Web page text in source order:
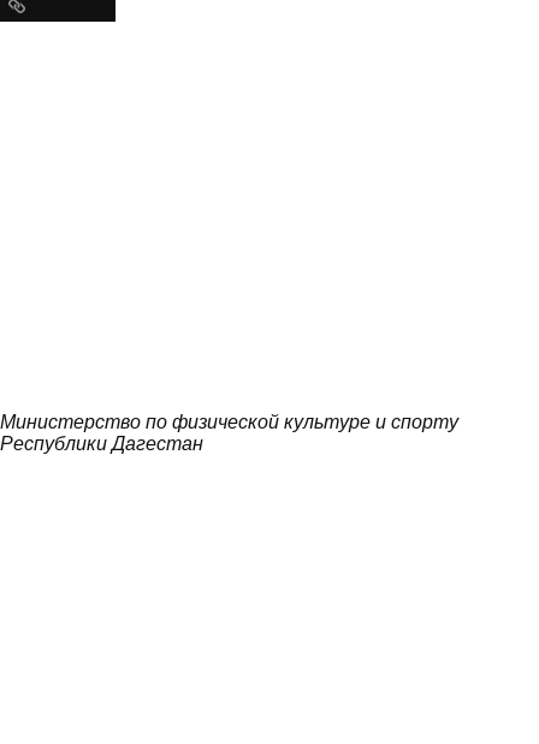
Министерство по физической культуре и спорту
Республики Дагестан